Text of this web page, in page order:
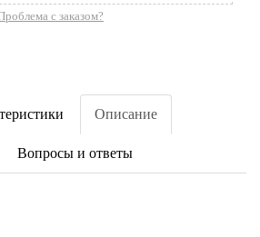
с заказом?
Описание
Вопросы и ответы